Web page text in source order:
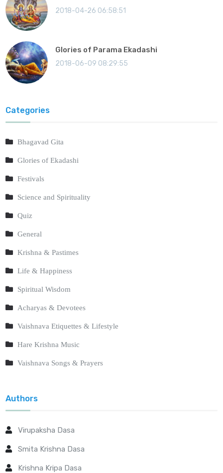
2018-04-26 06:58:51
Glories of Parama Ekadashi
2018-06-09 08:29:55
Categories
Bhagavad Gita
Glories of Ekadashi
Festivals
Science and Spirituality
Quiz
General
Krishna & Pastimes
Life & Happiness
Spiritual Wisdom
Acharyas & Devotees
Vaishnava Etiquettes & Lifestyle
Hare Krishna Music
Vaishnava Songs & Prayers
Authors
Virupaksha Dasa
Smita Krishna Dasa
Krishna Kripa Dasa